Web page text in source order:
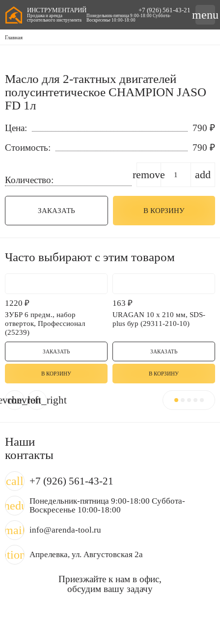
Главная
Масло для 2-тактных двигателей
полусинтетическое CHAMPION JASO
FD 1л
Цена: 790 ₽
Стоимость:
790 ₽
Количество: remove add
ЗАКАЗАТЬ В КОРЗИНУ
Часто выбирают с этим товаром
1220 ₽
ЗУБР 6 предм., набор
отверток, Профессионал
(25239)
ЗАКАЗАТЬ
В КОРЗИНУ
163 ₽
URAGAN 10 х 210 мм, SDS-
plus бур (29311-210-10)
ЗАКАЗАТЬ
В КОРЗИНУ
chevron_right
Наши
контакты
call +7 (926) 561-43-21
Понедельник-пятница 9:00-18:00 Суббота-
Воскресенье 10:00-18:00
mail info@arenda-tool.ru
Апрелевка, ул. Августовская 2а
Приезжайте к нам в офис,
обсудим вашу задачу
ИНСТРУМЕНТАРИЙ
Продажа и аренда
строительного инструмента
+7 (926) 561-43-21
Понедельник-пятница 9:00-18:00 Суббота-
Воскресенье 10:00-18:00
menu